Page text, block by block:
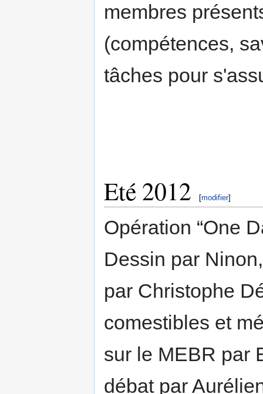
membres
(compétences,
tâches pour
Eté 2012 [modifier]
Opération “One
Dessin par
par Christophe
comestibles et
sur le MEBR par
débat par